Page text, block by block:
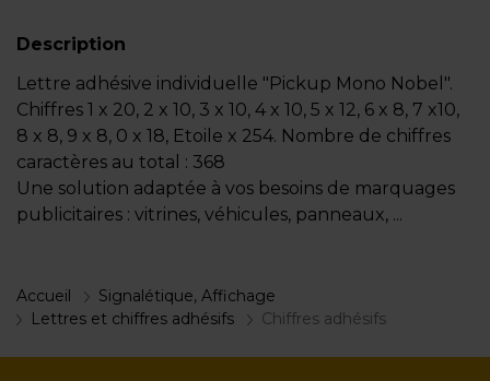
Description
Lettre adhésive individuelle "Pickup Mono Nobel".
Chiffres 1 x 20, 2 x 10, 3 x 10, 4 x 10, 5 x 12, 6 x 8, 7 x10,
8 x 8, 9 x 8, 0 x 18, Etoile x 254. Nombre de chiffres
caractères au total : 368
Une solution adaptée à vos besoins de marquages
publicitaires : vitrines, véhicules, panneaux, ...
Accueil
Signalétique, Affichage
Lettres et chiffres adhésifs
Chiffres adhésifs